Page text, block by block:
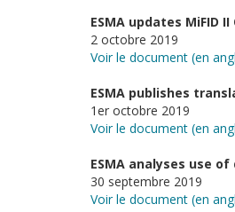
ESMA updates MiFID
2 octobre 2019
Voir le document (en
ESMA publishes
1er octobre 2019
Voir le document (en
ESMA analyses use
30 septembre 2019
Voir le document (en